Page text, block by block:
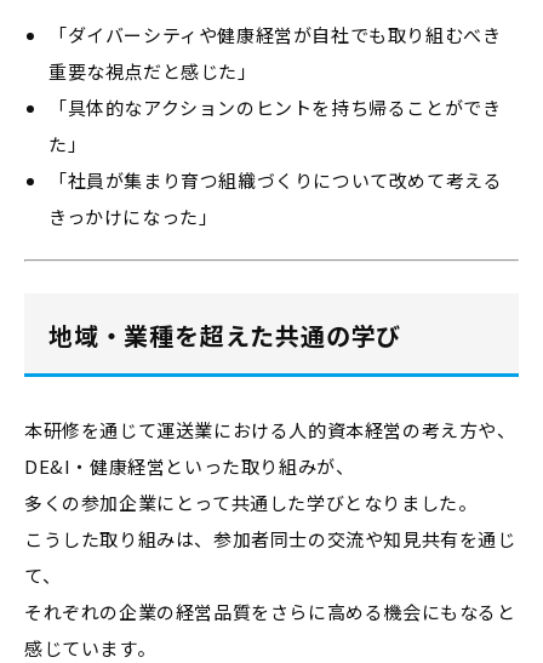
「ダイバーシティや健康経営が自社でも取り組むべき
重要な視点だと感じた」
「具体的なアクションのヒントを持ち帰ることができ
た」
「社員が集まり育つ組織づくりについて改めて考える
きっかけになった」
地域・業種を超えた共通の学び
本研修を通じて運送業における人的資本経営の考え方や、
DE&I・健康経営といった取り組みが、
多くの参加企業にとって共通した学びとなりました。
こうした取り組みは、参加者同士の交流や知見共有を通じ
て、
それぞれの企業の経営品質をさらに高める機会にもなると
感じています。